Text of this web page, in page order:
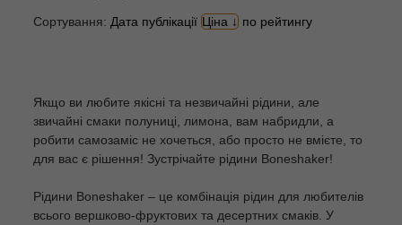
Сортування: Дата публікації Ціна по рейтингу
Якщо ви любите якісні та незвичайні рідини, але
звичайні смаки полуниці, лимона, вам набридли, а
робити самозаміс не хочеться, або просто не вмієте, то
для вас є рішення! Зустрічайте рідини Boneshaker!
Рідини Boneshaker – це комбінація рідин для любителів
всього вершково-фруктових та десертних смаків. У